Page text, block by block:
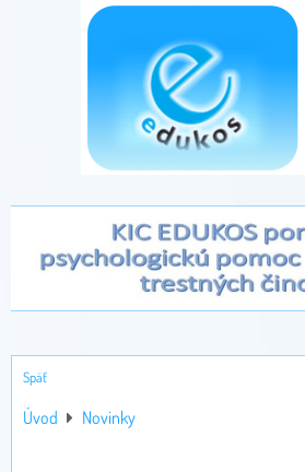
Späť
Úvod
Novinky